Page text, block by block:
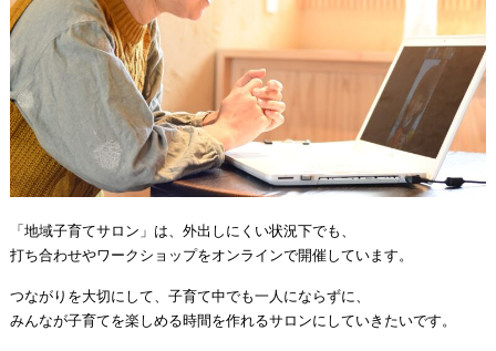
「地域子育てサロン」は、外出しにくい状況下でも、
打ち合わせやワークショップをオンラインで開催しています。
つながりを大切にして、子育て中でも一人にならずに、
みんなが子育てを楽しめる時間を作れるサロンにしていきたいです。